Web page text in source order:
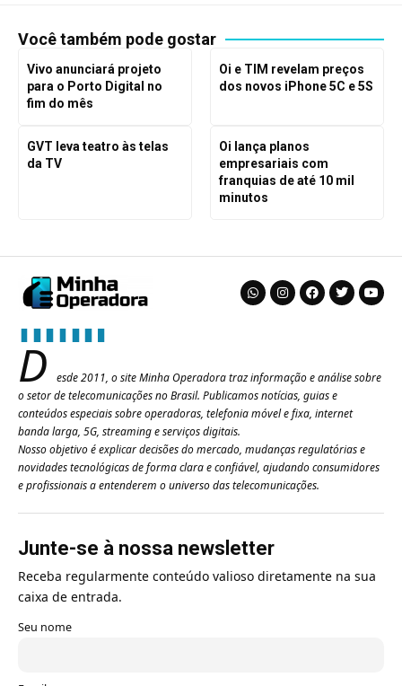
Você também pode gostar
Vivo anunciará projeto
para o Porto Digital no
fim do mês
Oi e TIM revelam preços
dos novos iPhone 5C e 5S
GVT leva teatro às telas
da TV
Oi lança planos
empresariais com
franquias de até 10 mil
minutos
D
esde 2011, o site Minha Operadora traz informação e análise sobre
o setor de telecomunicações no Brasil. Publicamos notícias, guias e
conteúdos especiais sobre operadoras, telefonia móvel e fixa, internet
banda larga, 5G, streaming e serviços digitais.
Nosso objetivo é explicar decisões do mercado, mudanças regulatórias e
novidades tecnológicas de forma clara e confiável, ajudando consumidores
e profissionais a entenderem o universo das telecomunicações.
Junte-se à nossa newsletter
Receba regularmente conteúdo valioso diretamente na sua
caixa de entrada.
Seu nome